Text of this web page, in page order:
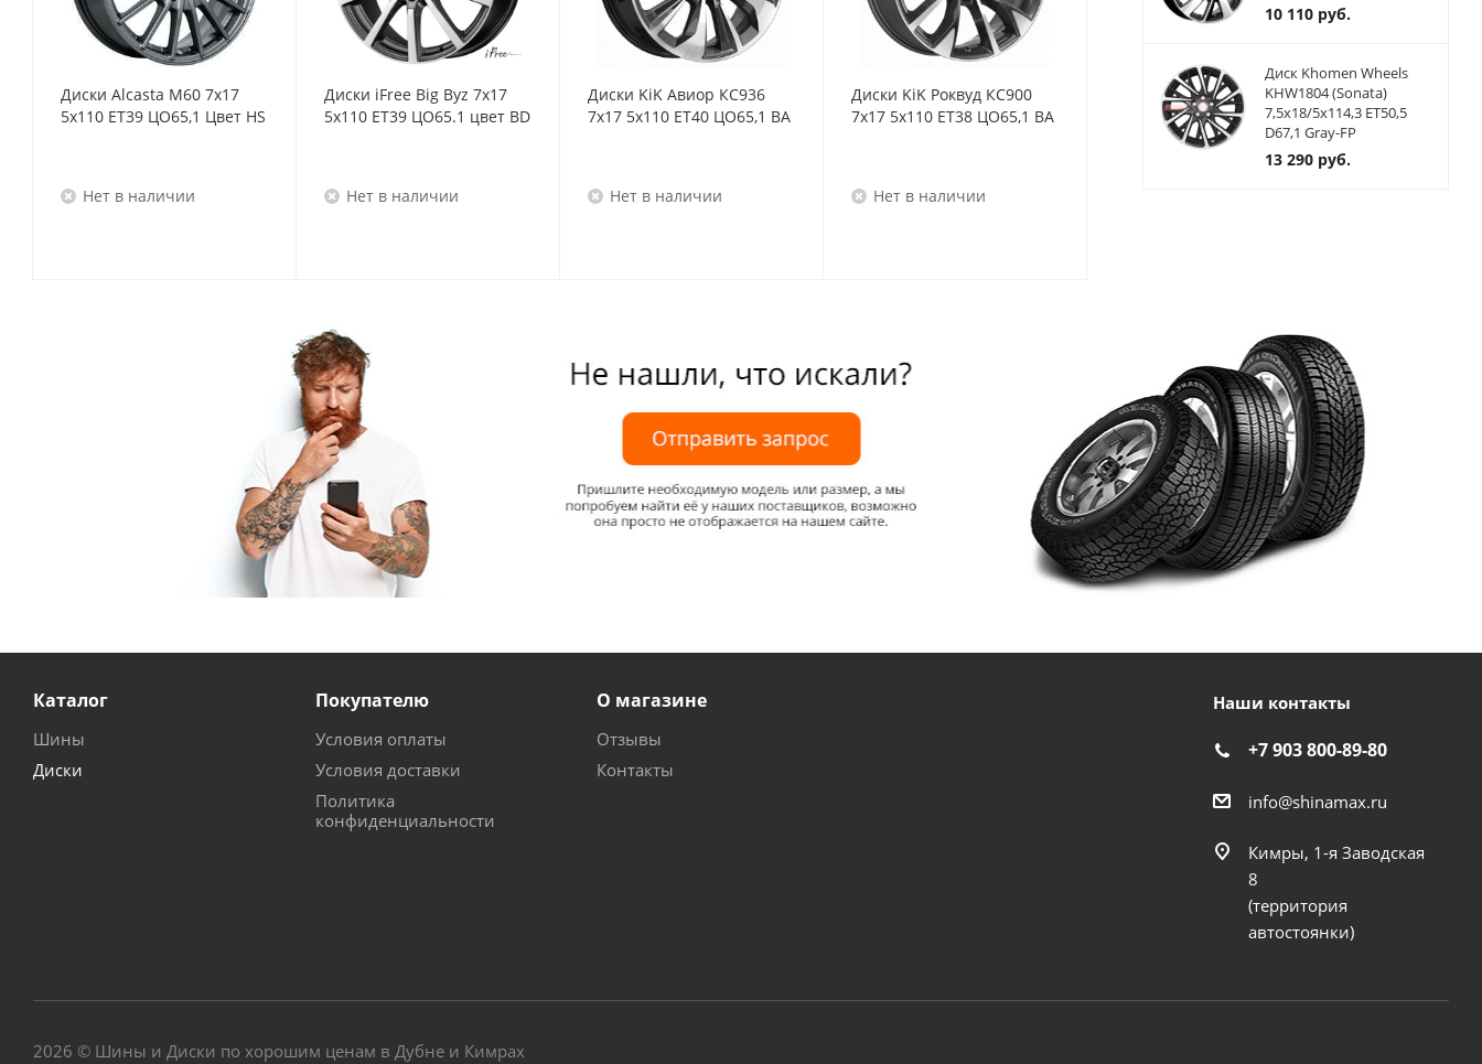
Диски Alcasta M60 7x17
5x110 ET39 ЦО65,1 Цвет HS
Нет в наличии
Диски iFree Big Byz 7x17
5x110 ET39 ЦО65.1 цвет BD
Нет в наличии
Диски KiK Авиор КС936
7x17 5x110 ET40 ЦО65,1 BA
Нет в наличии
Диски KiK Роквуд КС900
7x17 5x110 ET38 ЦО65,1 BA
Нет в наличии
Диски KiK Роквуд КС900
7x17 5x110 ET48,5 ЦО63,4
Диски KiK
7x17 5x110
10 110руб.
Диск Khomen Wheels
KHW1804 (Sonata)
7,5x18/5x114,3 ET50,5
D67,1 Gray-FP
13 290руб.
Каталог
Шины
Диски
Покупателю
Условия оплаты
Условия доставки
Политика
конфиденциальности
О магазине
Отзывы
Контакты
Наши контакты
+7 903 800-89-80
info@shinamax.ru
Кимры, 1-я Заводская
8
(территория
автостоянки)
2026 © Шины и Диски по хорошим ценам в Дубне и Кимрах